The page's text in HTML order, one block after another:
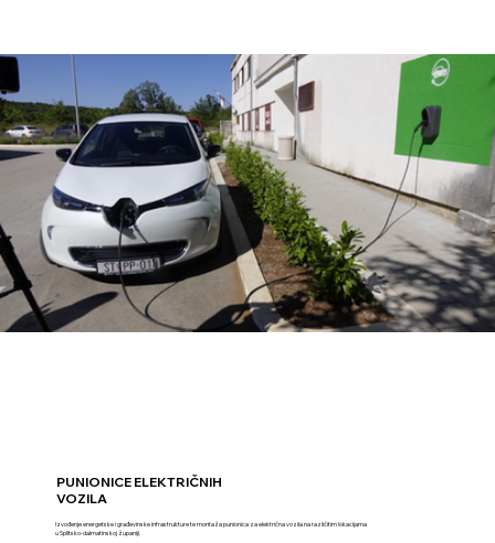
PUNIONICE ELEKTRIČNIH
VOZILA
Izvođenje energetske i građevinske infrastrukture te montaža punionica za električna vozila na različitim lokacijama
u Splitsko-dalmatinskoj županiji.